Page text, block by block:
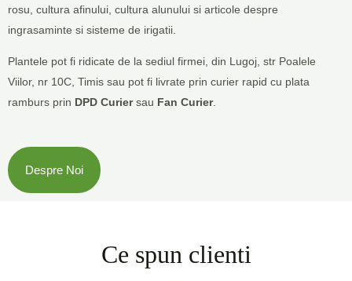
rosu, cultura afinului, cultura alunului si articole despre
ingrasaminte si sisteme de irigatii.
Plantele pot fi ridicate de la sediul firmei, din Lugoj, str Poalele
Viilor, nr 10C, Timis sau pot fi livrate prin curier rapid cu plata
ramburs prin DPD Curiersau Fan Curier.
Despre Noi
Ce spun clienti